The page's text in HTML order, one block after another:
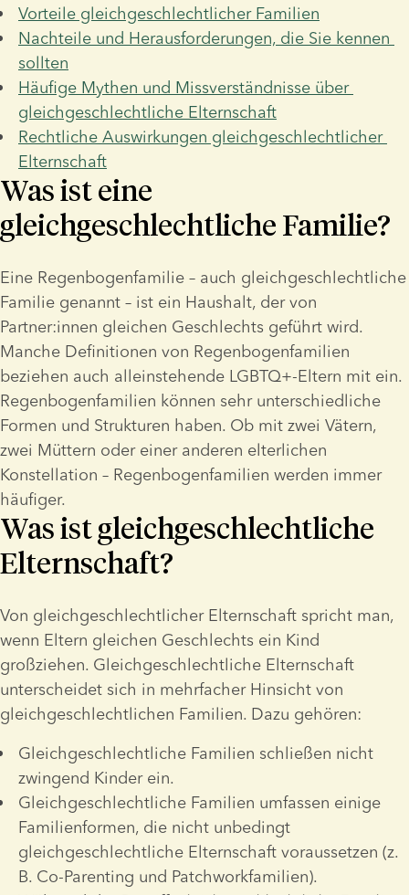
Vorteile gleichgeschlechtlicher Familien
Nachteile und Herausforderungen, die Sie kennen
sollten
Häufige Mythen und Missverständnisse über
gleichgeschlechtliche Elternschaft
Rechtliche Auswirkungen gleichgeschlechtlicher
Elternschaft
Was ist eine
gleichgeschlechtliche Familie?
Eine Regenbogenfamilie – auch gleichgeschlechtliche
Familie genannt – ist ein Haushalt, der von
Partner:innen gleichen Geschlechts geführt wird.
Manche Definitionen von Regenbogenfamilien
beziehen auch alleinstehende LGBTQ+-Eltern mit ein.
Regenbogenfamilien können sehr unterschiedliche
Formen und Strukturen haben. Ob mit zwei Vätern,
zwei Müttern oder einer anderen elterlichen
Konstellation – Regenbogenfamilien werden immer
häufiger.
Was ist gleichgeschlechtliche
Elternschaft?
Von gleichgeschlechtlicher Elternschaft spricht man,
wenn Eltern gleichen Geschlechts ein Kind
großziehen. Gleichgeschlechtliche Elternschaft
unterscheidet sich in mehrfacher Hinsicht von
gleichgeschlechtlichen Familien. Dazu gehören:
Gleichgeschlechtliche Familien schließen nicht
zwingend Kinder ein.
Gleichgeschlechtliche Familien umfassen einige
Familienformen, die nicht unbedingt
gleichgeschlechtliche Elternschaft voraussetzen (z.
B. Co-Parenting und Patchworkfamilien).